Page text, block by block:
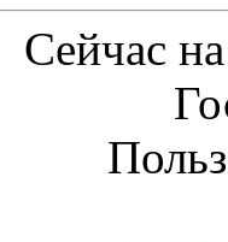
Сейчас